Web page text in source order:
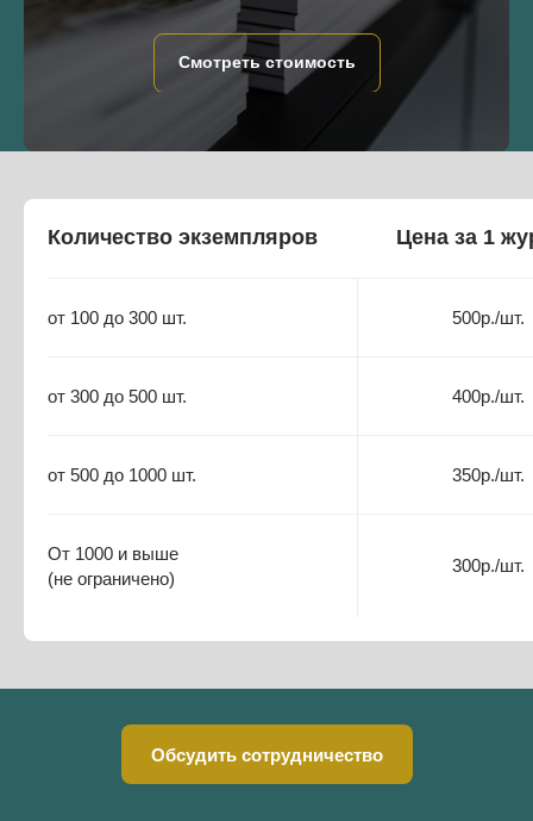
Смотреть стоимость
Количество экземпляров Цена за 1
от 100 до 300 шт. 500р./шт.
от 300 до 500 шт. 400р./шт.
от 500 до 1000 шт. 350р./шт.
От 1000 и выше
(не ограничено)
300р./шт.
Обсудить сотрудничество